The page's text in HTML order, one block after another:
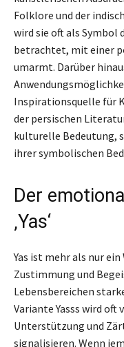
Folklore und der
wird sie oft als Symbol
betrachtet, mit einer
umarmt. Darüber
Inspirationsquelle für
der persischen
kulturelle Bedeutung,
ihrer symbolischen
Der
‚Yas‘
Yas ist mehr als nur
Zustimmung und
Lebensbereichen
Variante Yasss wird oft
Unterstützung und
signalisieren. Wenn